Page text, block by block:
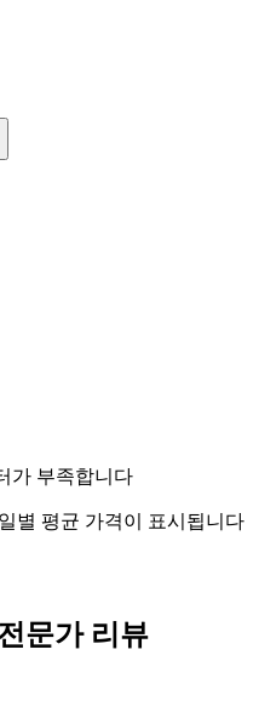
가 부족합니다
별 평균 가격이 표시됩니다
문가 리뷰